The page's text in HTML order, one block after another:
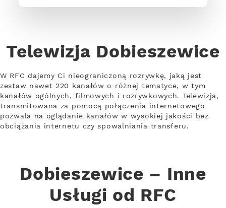
Telewizja Dobieszewice
W RFC dajemy Ci nieograniczoną rozrywkę, jaką jest
zestaw nawet 220 kanałów o różnej tematyce, w tym
kanałów ogólnych, filmowych i rozrywkowych. Telewizja,
transmitowana za pomocą połączenia internetowego
pozwala na oglądanie kanałów w wysokiej jakości bez
obciążania internetu czy spowalniania transferu.
Dobieszewice – Inne
Usługi od RFC